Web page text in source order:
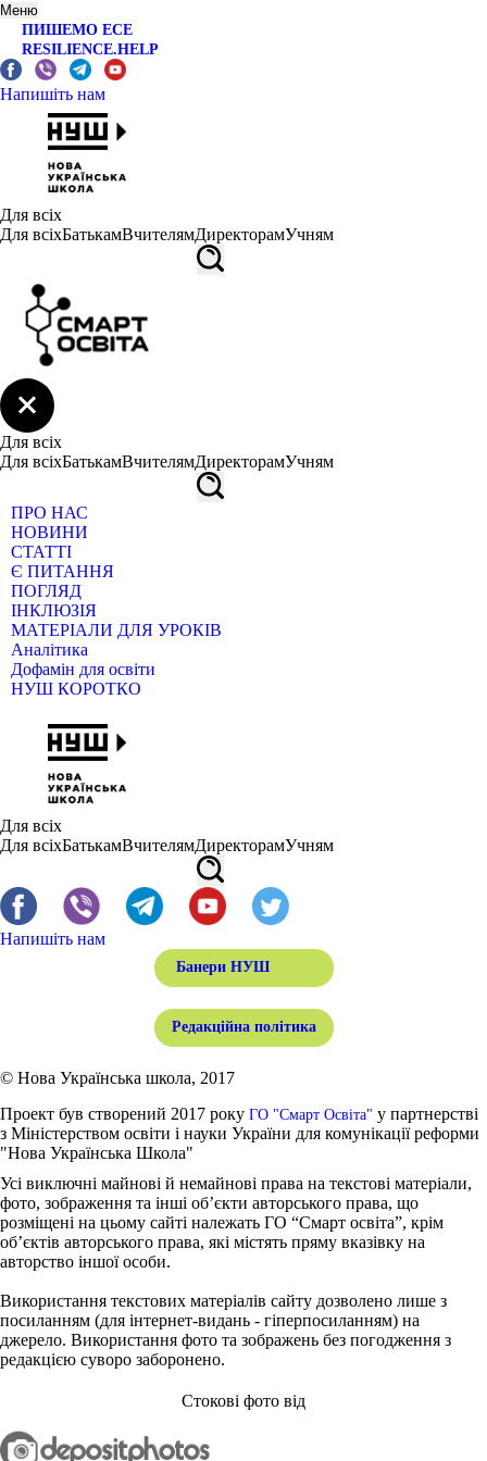
Меню
ПИШЕМО ЕСЕ
RESILIENCE.HELP
Напишіть нам
Для всіх
Для всіхБатькамВчителямДиректорамУчням
Для всіх
Для всіхБатькамВчителямДиректорамУчням
ПРО НАС
НОВИНИ
СТАТТІ
Є ПИТАННЯ
ПОГЛЯД
ІНКЛЮЗІЯ
МАТЕРІАЛИ ДЛЯ УРОКІВ
Аналітика
Дофамін для освіти
НУШ КОРОТКО
Для всіх
Для всіхБатькамВчителямДиректорамУчням
Напишіть нам
Банери НУШ
Редакційна політика
© Нова Українська школа, 2017
Проект був створений 2017 року ГО "Смарт Освіта" у партнерстві
з Міністерством освіти і науки України для комунікації реформи
"Нова Українська Школа"
Усі виключні майнові й немайнові права на текстові матеріали,
фото, зображення та інші об’єкти авторського права, що
розміщені на цьому сайті належать ГО “Смарт освіта”, крім
об’єктів авторського права, які містять пряму вказівку на
авторство іншої особи.
Використання текстових матеріалів сайту дозволено лише з
посиланням (для інтернет-видань - гіперпосиланням) на
джерело. Використання фото та зображень без погодження з
редакцією суворо заборонено.
Стокові фото від